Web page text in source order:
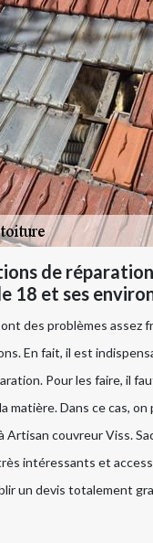
de
18 et ses
des problèmes assez
En fait, il est
Pour les faire, il
matière. Dans ce cas,
Artisan couvreur Viss.
intéressants et
un devis totalement